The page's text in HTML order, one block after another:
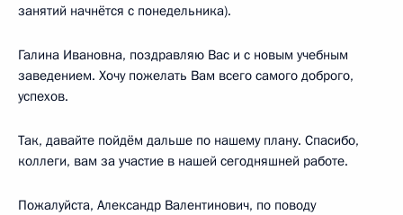
занятий начнётся с понедельника).
Галина Ивановна, поздравляю Вас и с новым учебным
заведением. Хочу пожелать Вам всего самого доброго,
успехов.
Так, давайте пойдём дальше по нашему плану. Спасибо,
коллеги, вам за участие в нашей сегодняшней работе.
Пожалуйста, Александр Валентинович, по поводу